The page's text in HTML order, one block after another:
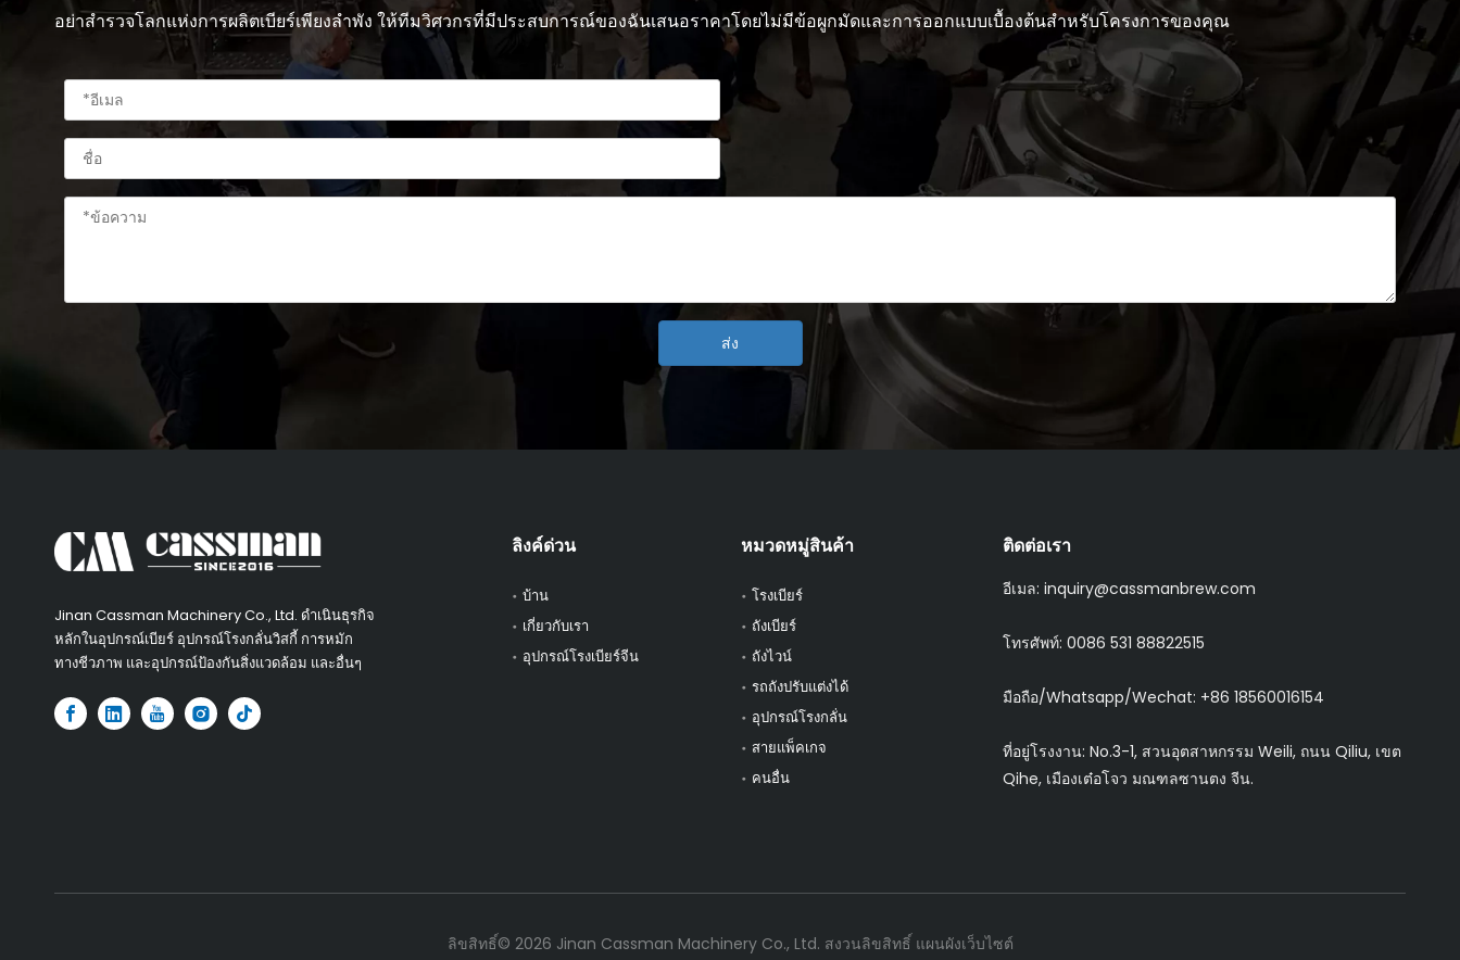
อย่าสำรวจโลกแห่งการผลิตเบียร์เพียงลำพัง ให้ทีมวิศวกรที่มีประสบการณ์ของฉันเสนอราคาโดยไม่มีข้อผูกมัดและการออกแบบเบื้องต้นสำหรับโครงการของคุณ
ส่ง
Jinan Cassman Machinery Co., Ltd. ดำเนินธุรกิจ
หลักในอุปกรณ์เบียร์ อุปกรณ์โรงกลั่นวิสกี้ การหมัก
ทางชีวภาพ และอุปกรณ์ป้องกันสิ่งแวดล้อม และอื่นๆ​
ลิงค์ด่วน
บ้าน
เกี่ยวกับเรา
อุปกรณ์โรงเบียร์จีน
หมวดหมู่สินค้า
โรงเบียร์
ถังเบียร์
ถังไวน์
รถถังปรับแต่งได้
อุปกรณ์โรงกลั่น
สายแพ็คเกจ
คนอื่น
ติดต่อเรา
อีเมล: inquiry@cassmanbrew.com
โทรศัพท์: 0086 531 88822515
มือถือ/Whatsapp/Wechat: +86 18560016154
ที่อยู่โรงงาน: No.3-1, สวนอุตสาหกรรม Weili, ถนน Qiliu, เขต
Qihe, เมืองเต๋อโจว มณฑลซานตง จีน.
ลิขสิทธิ์© 2026 Jinan Cassman Machinery Co., Ltd. สงวนลิขสิทธิ์ แผนผังเว็บไซต์